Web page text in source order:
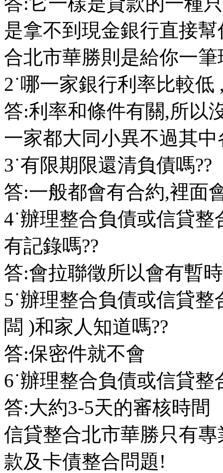
是拿不到現金銀行直接
合北市華勝則是給你一
2˙哪一家銀行利率比較低
答:利率和條件有關,所以
一家都大同小異不過其
3˙有限期限還清負債嗎??
答:一般都會有合約,裡面
4˙辦理整合負債或信貸
有記錄嗎??
答:會拉聯徵所以會有暫
5˙辦理整合負債或信貸
闆 )和家人知道嗎??
答:保密件就不會
6˙辦理整合負債或信貸
答:大約3-5天的審核時間
信貸整合北市華勝只有
款及卡債整合問題!